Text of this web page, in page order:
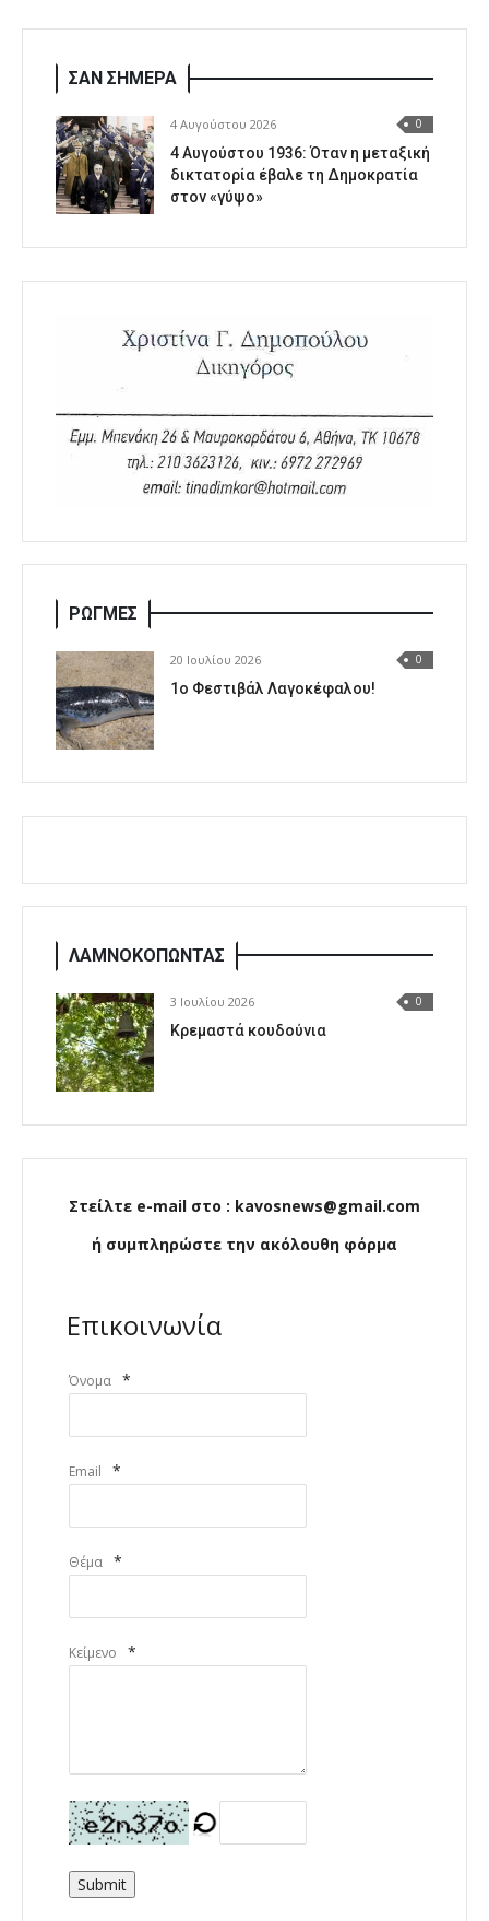
ΣΑΝ ΣΗΜΕΡΑ
4 Αυγούστου 2026 0
4 Αυγούστου 1936: Όταν η μεταξική
δικτατορία έβαλε τη Δημοκρατία
στον «γύψο»
ΡΩΓΜΕΣ
20 Ιουλίου 2026 0
1o Φεστιβάλ Λαγοκέφαλου!
ΛΑΜΝΟΚΟΠΩΝΤΑΣ
3 Ιουλίου 2026 0
Κρεμαστά κουδούνια
Στείλτε e-mail στο : kavosnews@gmail.com
ή συμπληρώστε την ακόλουθη φόρμα
Επικοινωνία
Όνομα *
Email *
Θέμα *
Κείμενο *
Submit